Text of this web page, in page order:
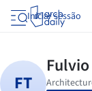
Iniciar sessão